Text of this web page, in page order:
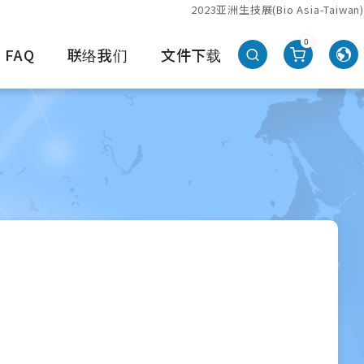
2023亚洲生技展(Bio Asia-Taiwan)
FAQ 联络我们 文件下载
0